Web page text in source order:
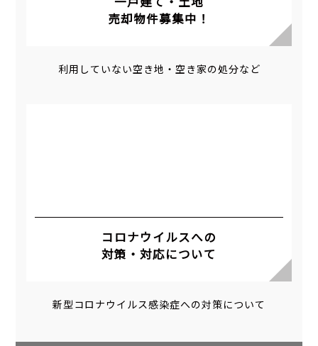
売却物件募集中！
利用していない空き地・空き家の処分など
コロナウイルスへの
対策・対応について
新型コロナウイルス感染症への対策について